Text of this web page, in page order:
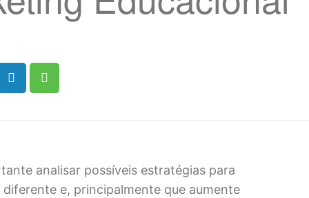
analisar possíveis estratégias para
e, principalmente que aumente